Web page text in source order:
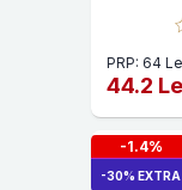
PRP: 64
44.2
-1.4%
-30% EXTRA